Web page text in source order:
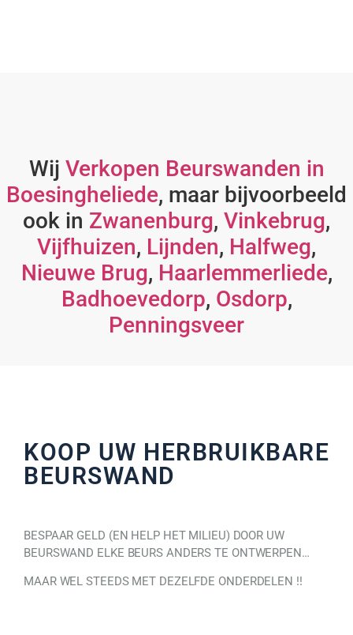
Wij Verkopen Beurswanden in
Boesingheliede, maar bijvoorbeeld
ook in Zwanenburg, Vinkebrug,
Vijfhuizen, Lijnden, Halfweg,
Nieuwe Brug, Haarlemmerliede,
Badhoevedorp, Osdorp,
Penningsveer
KOOP UW HERBRUIKBARE
BEURSWAND
BESPAAR GELD (EN HELP HET MILIEU) DOOR UW
BEURSWAND ELKE BEURS ANDERS TE ONTWERPEN…
MAAR WEL STEEDS MET DEZELFDE ONDERDELEN !!